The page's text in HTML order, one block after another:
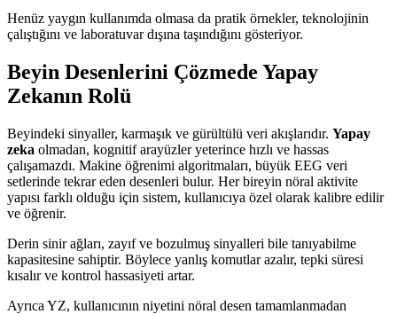
Henüz yaygın kullanımda olmasa da pratik örnekler, teknolojinin
çalıştığını ve laboratuvar dışına taşındığını gösteriyor.
Beyin Desenlerini Çözmede Yapay
Zekanın Rolü
Beyindeki sinyaller, karmaşık ve gürültülü veri akışlarıdır. Yapay
zeka olmadan, kognitif arayüzler yeterince hızlı ve hassas
çalışamazdı. Makine öğrenimi algoritmaları, büyük EEG veri
setlerinde tekrar eden desenleri bulur. Her bireyin nöral aktivite
yapısı farklı olduğu için sistem, kullanıcıya özel olarak kalibre edilir
ve öğrenir.
Derin sinir ağları, zayıf ve bozulmuş sinyalleri bile tanıyabilme
kapasitesine sahiptir. Böylece yanlış komutlar azalır, tepki süresi
kısalır ve kontrol hassasiyeti artar.
Ayrıca YZ, kullanıcının niyetini nöral desen tamamlanmadan